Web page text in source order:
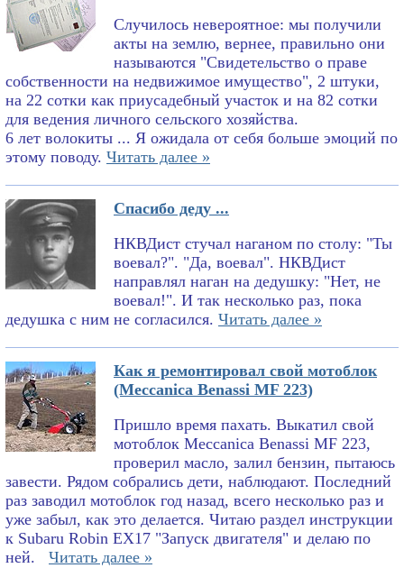
Случилось невероятное: мы получили
акты на землю, вернее, правильно они
называются "Свидетельство о праве
собственности на недвижимое имущество", 2 штуки,
на 22 сотки как приусадебный участок и на 82 сотки
для ведения личного сельского хозяйства.
6 лет волокиты ... Я ожидала от себя больше эмоций по
этому поводу. Читать далее »
Спасибо деду ...
НКВДист стучал наганом по столу: "Ты
воевал?". "Да, воевал". НКВДист
направлял наган на дедушку: "Нет, не
воевал!". И так несколько раз, пока
дедушка с ним не согласился. Читать далее »
Как я ремонтировал свой мотоблок
(Meccanica Benassi MF 223)
Пришло время пахать. Выкатил свой
мотоблок Meccanica Benassi MF 223,
проверил масло, залил бензин, пытаюсь
завести. Рядом собрались дети, наблюдают. Последний
раз заводил мотоблок год назад, всего несколько раз и
уже забыл, как это делается. Читаю раздел инструкции
к Subaru Robin EX17 "Запуск двигателя" и делаю по
ней.
Читать далее »